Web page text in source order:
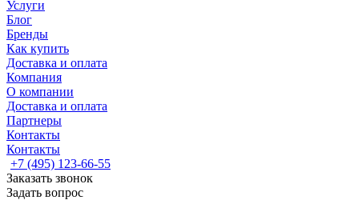
Услуги
Блог
Бренды
Как купить
Доставка и оплата
Компания
О компании
Доставка и оплата
Партнеры
Контакты
Контакты
+7 (495) 123-66-55
Заказать звонок
Задать вопрос